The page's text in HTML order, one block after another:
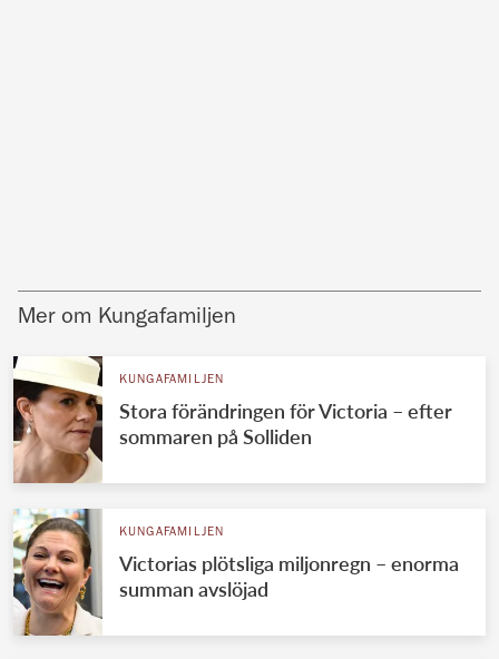
Mer om Kungafamiljen
KUNGAFAMILJEN
Stora förändringen för Victoria – efter
sommaren på Solliden
KUNGAFAMILJEN
Victorias plötsliga miljonregn – enorma
summan avslöjad